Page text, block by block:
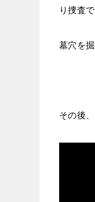
り捜査
墓穴を
その後